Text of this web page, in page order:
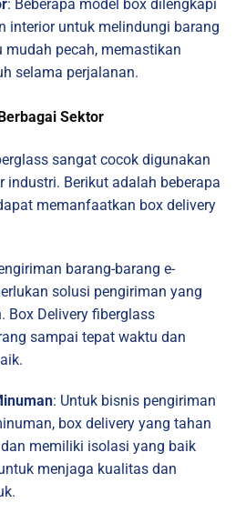
: Beberapa model box dilengkapi
interior untuk melindungi barang
mudah pecah, memastikan
selama perjalanan.
Sektor
sangat cocok digunakan
industri. Berikut adalah beberapa
memanfaatkan box delivery
barang-barang e-
solusi pengiriman yang
Box Delivery fiberglass
sampai tepat waktu dan
: Untuk bisnis pengiriman
box delivery yang tahan
memiliki isolasi yang baik
menjaga kualitas dan